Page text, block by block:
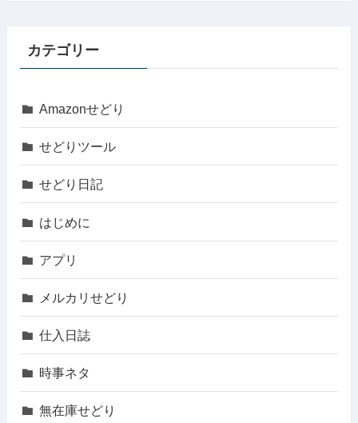
カテゴリー
Amazonせどり
せどりツール
せどり日記
はじめに
アプリ
メルカリせどり
仕入日誌
時事ネタ
無在庫せどり